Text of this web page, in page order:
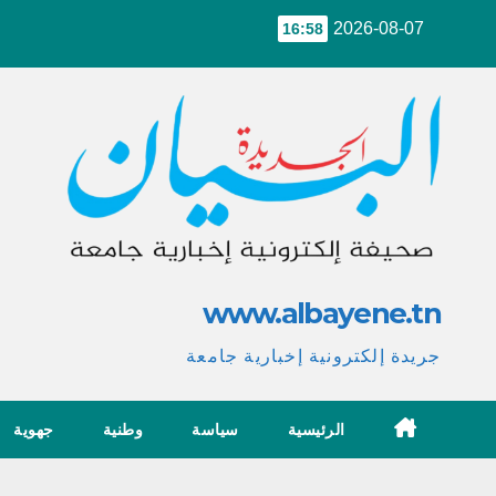
2026-08-07
16:58
www.albayene.tn
جريدة إلكترونية إخبارية جامعة
الرئيسية سياسة وطنية جهوية